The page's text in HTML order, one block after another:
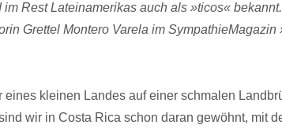
Rest Lateinamerikas auch als »ticos«
Grettel Montero Varela im
kleinen Landes auf einer schmalen
wir in Costa Rica schon daran gewöhnt, mit